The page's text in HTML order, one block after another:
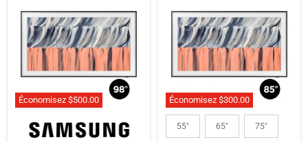
Économisez $500.00
QN98LS03HEFXZC
Économisez $300.00
Samsung
QN85LS03HEFXZC
|
55" 65" 75"